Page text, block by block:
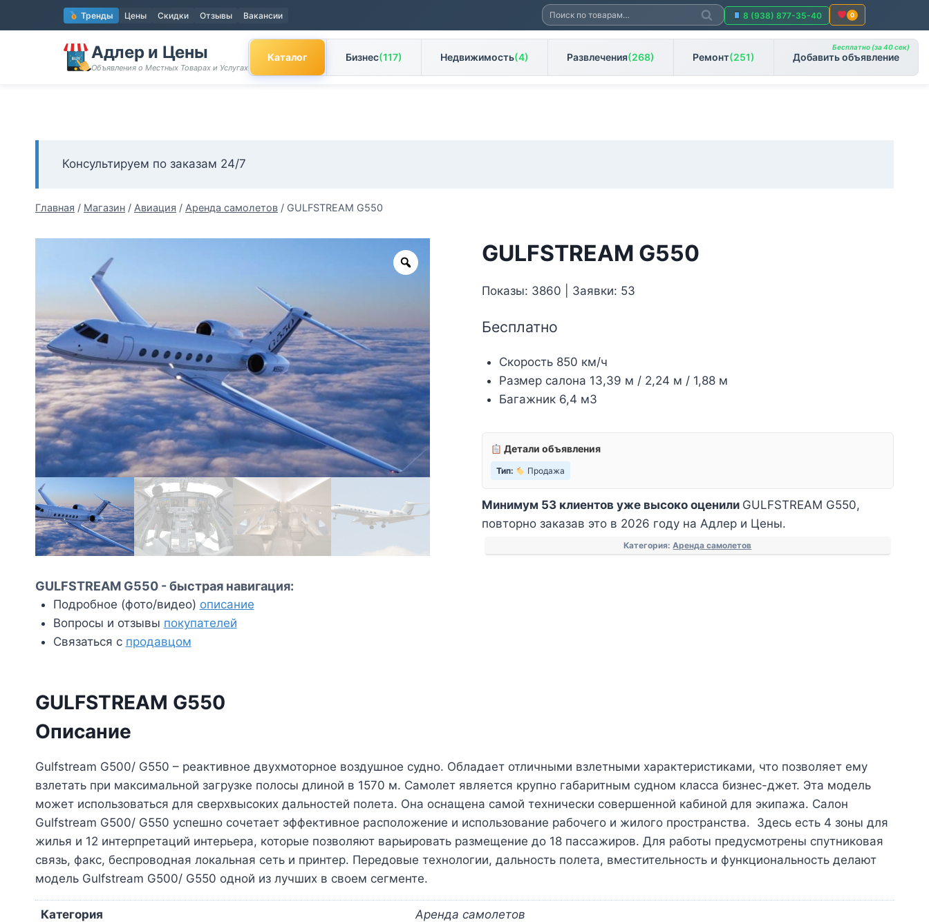
к
содержимому
Тренды Цены Скидки Отзывы Вакансии Искать:
Поиск
8 (938) 877-35-40 0
Адлер и Цены
Объявления о Местных Товарах и Услугах
Каталог Бизнес(117) Недвижимость(4) Развлечения(268) Ремонт(251) Добавить объявление
Бесплатно (за 40 сек)
Консультируем по заказам 24/7
Главная / Магазин / Авиация / Аренда самолетов / GULFSTREAM G550
Zoom GULFSTREAM G550
Показы: 3860 | Заявки: 53
Бесплатно
Скорость 850 км/ч
Размер салона 13,39 м / 2,24 м / 1,88 м
Багажник 6,4 м3
Детали объявления
Тип: Продажа
Минимум 53 клиентов уже высоко оценили GULFSTREAM G550,
повторно заказав это в 2026 году на Адлер и Цены.
Категория:Аренда самолетов
GULFSTREAM G550 - быстрая навигация:
Подробное (фото/видео) описание
Вопросы и отзывы покупателей
Связаться с продавцом
GULFSTREAM G550
Описание
Gulfstream G500/ G550 – реактивное двухмоторное воздушное судно. Обладает отличными взлетными характеристиками, что позволяет ему
взлетать при максимальной загрузке полосы длиной в 1570 м. Самолет является крупно габаритным судном класса бизнес-джет. Эта модель
может использоваться для сверхвысоких дальностей полета. Она оснащена самой технически совершенной кабиной для экипажа. Салон
Gulfstream G500/ G550 успешно сочетает эффективное расположение и использование рабочего и жилого пространства. Здесь есть 4 зоны для
жилья и 12 интерпретаций интерьера, которые позволяют варьировать размещение до 18 пассажиров. Для работы предусмотрены спутниковая
связь, факс, беспроводная локальная сеть и принтер. Передовые технологии, дальность полета, вместительность и функциональность делают
модель Gulfstream G500/ G550 одной из лучших в своем сегменте.
Категория Аренда самолетов